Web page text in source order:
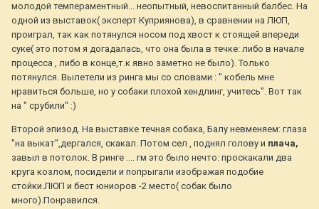
молодой темпераментный... неопытный, невоспитанный балбес. На
одной из выставок( эксперт Куприянова), в сравнении на ЛЮП,
проиграл, так как потянулся носом под хвост к стоящей впереди
суке( это потом я догадалась, что она была в течке: либо в начале
процесса , либо в конце,т.к явно заметно не было). Только
потянулся. Вылетели из ринга мы со словами : " кобель мне
нравиться больше, но у собаки плохой хендлинг, учитесь". Вот так
на " срубили" :)
Второй эпизод. На выставке течная собака, Балу невменяем: глаза
"на выкат",дергался, скакал. Потом сел , поднял голову и плача,
завыл в потолок. В ринге .... гм это было нечто: проскакали два
круга козлом, посидели и попрыгали изображая подобие
стойки.ЛЮП и бест юниоров -2 место( собак было
много).Понравился.